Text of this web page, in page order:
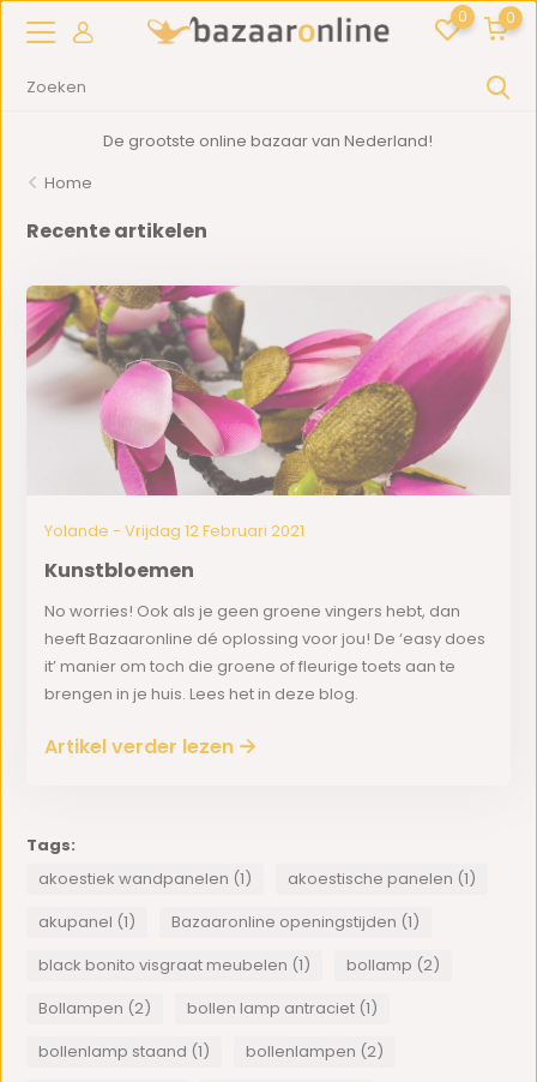
0 0
De grootste online bazaar van Nederland!
Home
Recente artikelen
Yolande - Vrijdag 12 Februari 2021
Kunstbloemen
No worries! Ook als je geen groene vingers hebt, dan
heeft Bazaaronline dé oplossing voor jou! De ‘easy does
it’ manier om toch die groene of fleurige toets aan te
brengen in je huis. Lees het in deze blog.
Artikel verder lezen
Tags:
akoestiek wandpanelen (1)
akoestische panelen (1)
akupanel (1)
Bazaaronline openingstijden (1)
black bonito visgraat meubelen (1)
bollamp (2)
Bollampen (2)
bollen lamp antraciet (1)
bollenlamp staand (1)
bollenlampen (2)